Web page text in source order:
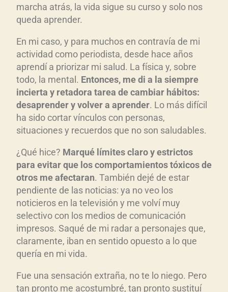
marcha atrás, la vida sigue su curso y solo nos
queda aprender.
En mi caso, y para muchos en contravía de mi
actividad como periodista, desde hace años
aprendí a priorizar mi salud. La física y, sobre
todo, la mental. Entonces, me di a la siempre
incierta y retadora tarea de cambiar hábitos:
desaprender y volver a aprender. Lo más difícil
ha sido cortar vínculos con personas,
situaciones y recuerdos que no son saludables.
¿Qué hice? Marqué límites claro y estrictos
para evitar que los comportamientos tóxicos de
otros me afectaran. También dejé de estar
pendiente de las noticias: ya no veo los
noticieros en la televisión y me volví muy
selectivo con los medios de comunicación
impresos. Saqué de mi radar a personajes que,
claramente, iban en sentido opuesto a lo que
quería en mi vida.
Fue una sensación extraña, no te lo niego. Pero
tan pronto me acostumbré, tan pronto sustituí